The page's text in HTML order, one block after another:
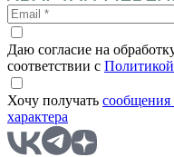
Даю согласие на
соответствии с
Хочу получать
характера